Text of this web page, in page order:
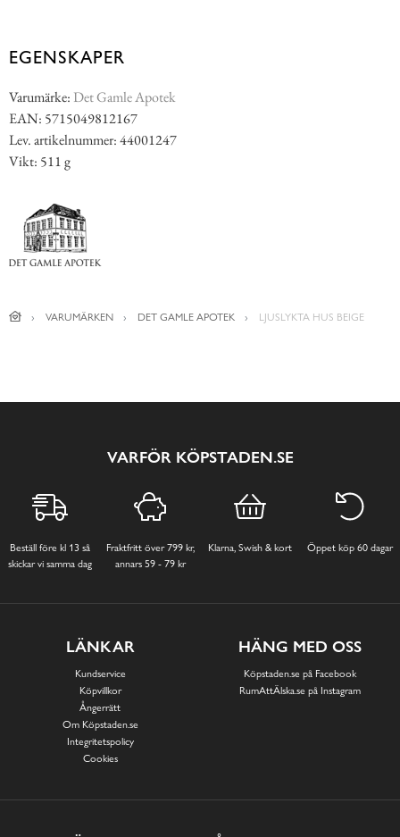
EGENSKAPER
Varumärke: Det Gamle Apotek
EAN: 5715049812167
Lev. artikelnummer: 44001247
Vikt: 511 g
VARUMÄRKEN DET GAMLE APOTEK LJUSLYKTA HUS BEIGE
VARFÖR KÖPSTADEN.SE
Beställ före kl 13 så
skickar vi samma dag
Fraktfritt över 799 kr,
annars 59 - 79 kr
Klarna, Swish & kort Öppet köp 60 dagar
LÄNKAR
Kundservice
Köpvillkor
Ångerrätt
Om Köpstaden.se
Integritetspolicy
Cookies
HÄNG MED OSS
Köpstaden.se på Facebook
RumAttÄlska.se på Instagram